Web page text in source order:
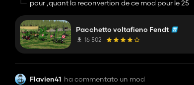
pour ,quant la reconvertion de ce mod pour le 25
Pacchetto voltafieno Fendt
16 502
Flavien41 ha commentato un mod